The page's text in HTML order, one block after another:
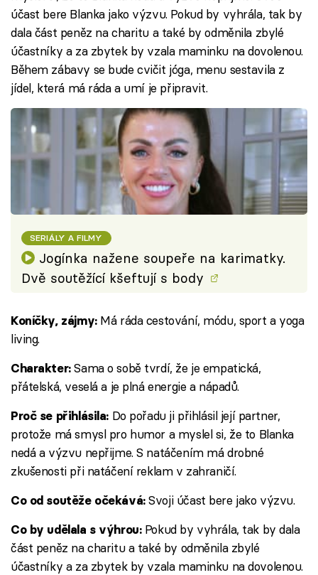
účast bere Blanka jako výzvu. Pokud by vyhrála, tak by
dala část peněz na charitu a také by odměnila zbylé
účastníky a za zbytek by vzala maminku na dovolenou.
Během zábavy se bude cvičit jóga, menu sestavila z
jídel, která má ráda a umí je připravit.
SERIÁLY A FILMY
Jogínka nažene soupeře na karimatky.
Dvě soutěžící kšeftují s body
Koníčky, zájmy:Má ráda cestování, módu, sport a yoga
living.
Charakter:Sama o sobě tvrdí, že je empatická,
přátelská, veselá a je plná energie a nápadů.
Proč se přihlásila:Do pořadu ji přihlásil její partner,
protože má smysl pro humor a myslel si, že to Blanka
nedá a výzvu nepřijme. S natáčením má drobné
zkušenosti při natáčení reklam v zahraničí.
Co od soutěže očekává:Svoji účast bere jako výzvu.
Co by udělala s výhrou:Pokud by vyhrála, tak by dala
část peněz na charitu a také by odměnila zbylé
účastníky a za zbytek by vzala maminku na dovolenou.